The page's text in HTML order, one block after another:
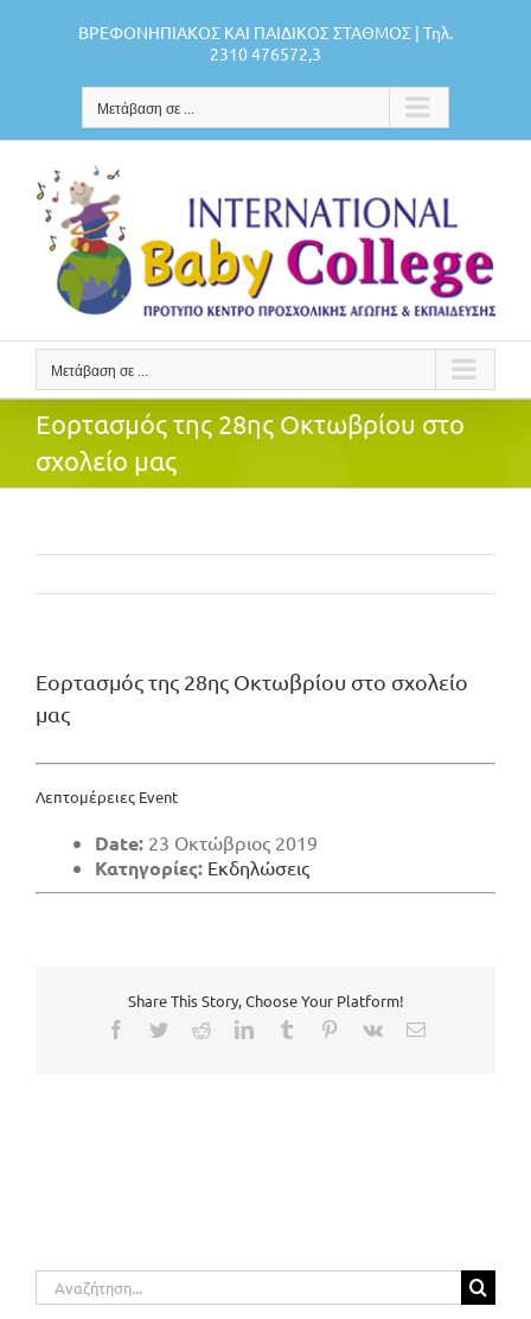
ΒΡΕΦΟΝΗΠΙΑΚΟΣ ΚΑΙ ΠΑΙΔΙΚΟΣ ΣΤΑΘΜΟΣ | Τηλ.
2310 476572,3
Μετάβαση σε ...
Μετάβαση σε ...
Εορτασμός της 28ης Οκτωβρίου στο
σχολείο μας
Εορτασμός της 28ης Οκτωβρίου στο σχολείο
μας
Λεπτομέρειες Event
Date: 23 Οκτώβριος 2019
Κατηγορίες: Εκδηλώσεις
Share This Story, Choose Your Platform!
Facebook
TwitterRedditLinkedInTumblr Pinterest
Vk Email
Αναζήτηση
για: